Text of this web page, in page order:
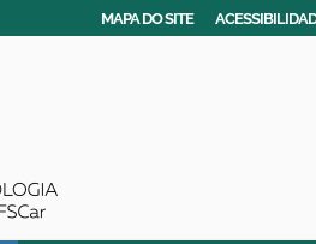
MAPA DO SITE